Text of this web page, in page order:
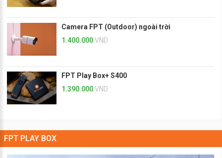
Camera FPT (Outdoor) ngoài trời
1.400.000VND
FPT Play Box+ S400
1.390.000VND
FPT PLAY BOX